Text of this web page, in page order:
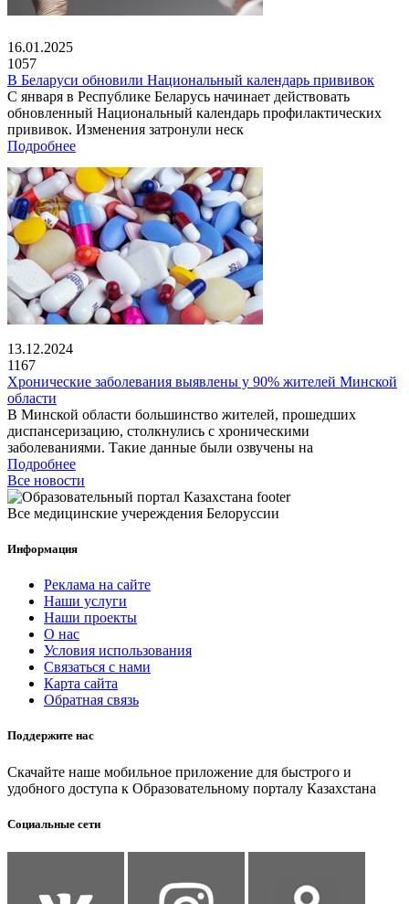
16.01.2025
1057
В Беларуси обновили Национальный календарь прививок
С января в Республике Беларусь начинает действовать
обновленный Национальный календарь профилактических
прививок. Изменения затронули неск
Подробнее
13.12.2024
1167
Хронические заболевания выявлены у 90% жителей Минской
области
В Минской области большинство жителей, прошедших
диспансеризацию, столкнулись с хроническими
заболеваниями. Такие данные были озвучены на
Подробнее
Все новости
Все медицинские учереждения Белоруссии
Информация
Реклама на сайте
Наши услуги
Наши проекты
О нас
Условия использования
Связаться с нами
Карта сайта
Обратная связь
Поддержите нас
Скачайте наше мобильное приложение для быстрого и
удобного доступа к Образовательному порталу Казахстана
Социальные сети